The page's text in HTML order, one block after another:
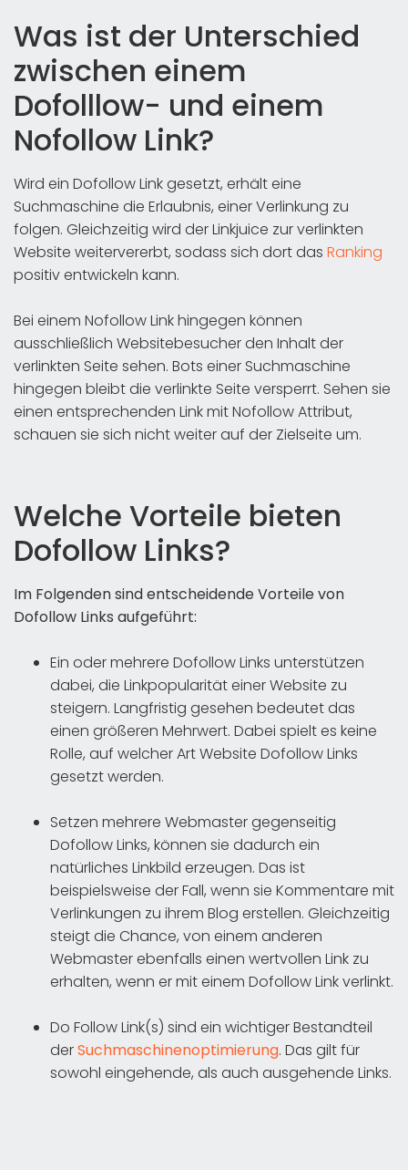
Was ist der Unterschied
zwischen einem
Dofolllow- und einem
Nofollow Link?
Wird ein Dofollow Link gesetzt, erhält eine
Suchmaschine die Erlaubnis, einer Verlinkung zu
folgen. Gleichzeitig wird der Linkjuice zur verlinkten
Website weitervererbt, sodass sich dort das Ranking
positiv entwickeln kann.
Bei einem Nofollow Link hingegen können
ausschließlich Websitebesucher den Inhalt der
verlinkten Seite sehen. Bots einer Suchmaschine
hingegen bleibt die verlinkte Seite versperrt. Sehen sie
einen entsprechenden Link mit Nofollow Attribut,
schauen sie sich nicht weiter auf der Zielseite um.
Welche Vorteile bieten
Dofollow Links?
Im Folgenden sind entscheidende Vorteile von
Dofollow Links aufgeführt:
Ein oder mehrere Dofollow Links unterstützen
dabei, die Linkpopularität einer Website zu
steigern. Langfristig gesehen bedeutet das
einen größeren Mehrwert. Dabei spielt es keine
Rolle, auf welcher Art Website Dofollow Links
gesetzt werden.
Setzen mehrere Webmaster gegenseitig
Dofollow Links, können sie dadurch ein
natürliches Linkbild erzeugen. Das ist
beispielsweise der Fall, wenn sie Kommentare mit
Verlinkungen zu ihrem Blog erstellen. Gleichzeitig
steigt die Chance, von einem anderen
Webmaster ebenfalls einen wertvollen Link zu
erhalten, wenn er mit einem Dofollow Link verlinkt.
Do Follow Link(s) sind ein wichtiger Bestandteil
derSuchmaschinenoptimierung. Das gilt für
sowohl eingehende, als auch ausgehende Links.